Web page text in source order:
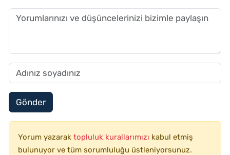
Gönder
Yorum yazarak topluluk kurallarımızı kabul etmiş
bulunuyor ve tüm sorumluluğu üstleniyorsunuz.